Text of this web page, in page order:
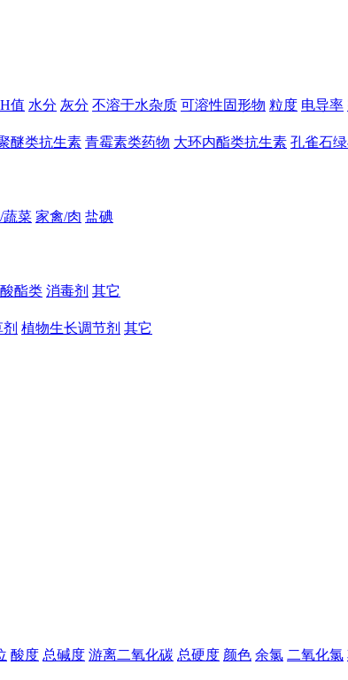
值 水分 灰分 不溶于水杂质 可溶性固形物 粒度 电导率
醚类抗生素 青霉素类药物 大环内酯类抗生素 孔雀石
蔬菜 家禽/肉 盐碘
酯类 消毒剂 其它
植物生长调节剂 其它
酸度 总碱度 游离二氧化碳 总硬度 颜色 余氯 二氧化氯